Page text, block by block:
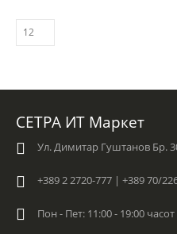
СЕТРА ИТ Маркет
Ул. Димитар Гуштанов Бр.
+389 2 2720-777 | +389 70/
Пон - Пет: 11:00 - 19:00 часот